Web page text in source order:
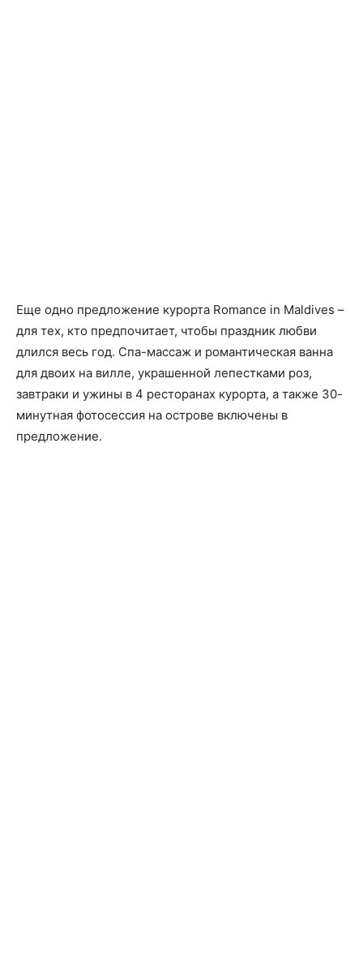
Еще одно предложение курорта Romance in Maldives –
для тех, кто предпочитает, чтобы праздник любви
длился весь год. Спа-массаж и романтическая ванна
для двоих на вилле, украшенной лепестками роз,
завтраки и ужины в 4 ресторанах курорта, а также 30-
минутная фотосессия на острове включены в
предложение.